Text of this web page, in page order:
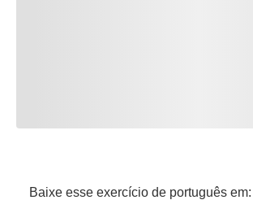
Baixe esse exercício de português em: